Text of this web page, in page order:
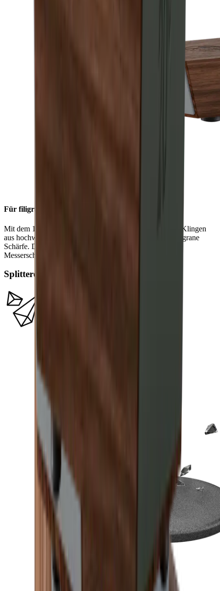
Für filigrane Schärfe
Mit dem 15° Schleifwinkel verleihst du besonders feinen Klingen
aus hochwertigem Kohlenstoff- oder Damaststahl eine filigrane
Schärfe. Dank ihrer hohen Stahlhärte lassen sich diese
Messerschneiden besonders fein ausschleifen.
Splitterdiamanten